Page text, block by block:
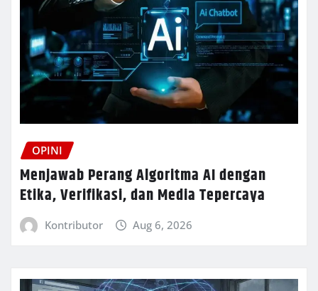
OPINI
Menjawab Perang Algoritma AI dengan
Etika, Verifikasi, dan Media Tepercaya
Kontributor Aug 6, 2026